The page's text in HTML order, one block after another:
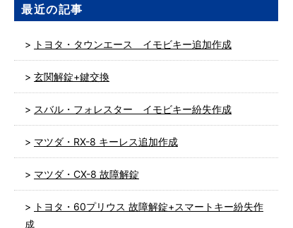
最近の記事
トヨタ・タウンエース イモビキー追加作成
玄関解錠+鍵交換
スバル・フォレスター イモビキー紛失作成
マツダ・RX-8 キーレス追加作成
マツダ・CX-8 故障解錠
トヨタ・60プリウス 故障解錠+スマートキー紛失作
成